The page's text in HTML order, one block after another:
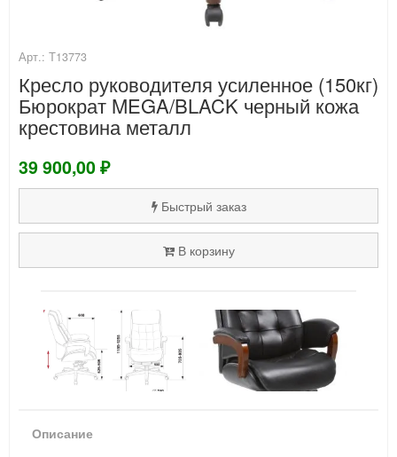
Арт.: Т13773
Кресло руководителя усиленное (150кг)
Бюрократ MEGA/BLACK черный кожа
крестовина металл
39 900,00 ₽
Быстрый заказ
В корзину
Описание